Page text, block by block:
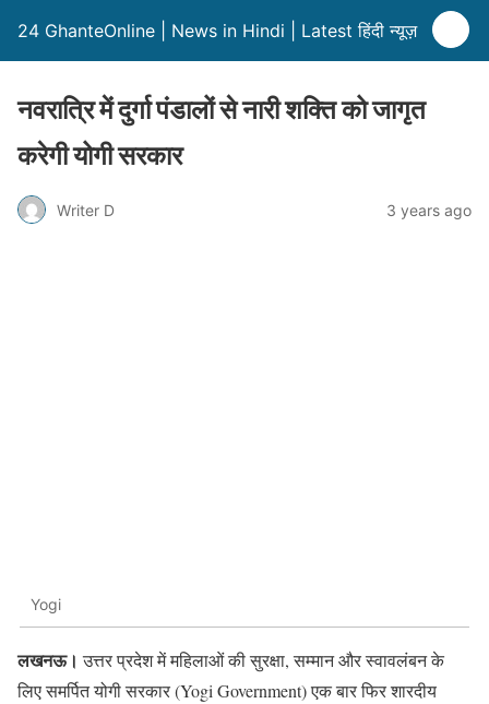
24 GhanteOnline | News in Hindi | Latest हिंदी न्यूज़
नवरात्रि में दुर्गा पंडालों से नारी शक्ति को जागृत
करेगी योगी सरकार
Writer D 3 years ago
Yogi
लखनऊ। उत्तर प्रदेश में महिलाओं की सुरक्षा, सम्मान और स्वावलंबन के
लिए समर्पित योगी सरकार (Yogi Government) एक बार फिर शारदीय